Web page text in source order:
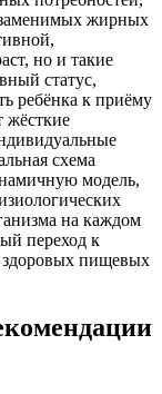
жирных
но и такие
статус,
ребёнка к приёму
жёсткие
схема
модель,
на каждом
переход к
пищевых